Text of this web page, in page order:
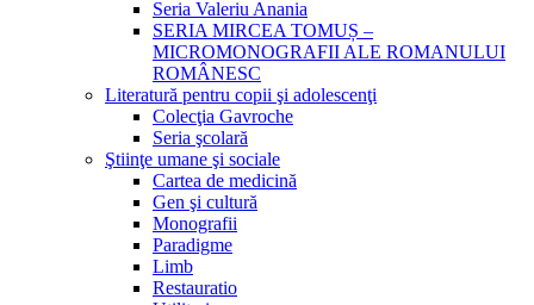
Seria Valeriu Anania
SERIA MIRCEA TOMUȘ –
MICROMONOGRAFII ALE ROMANULUI
ROMÂNESC
Literatură pentru copii şi adolescenţi
Colecţia Gavroche
Seria şcolară
Ştiinţe umane şi sociale
Cartea de medicină
Gen şi cultură
Monografii
Paradigme
Limb
Restauratio